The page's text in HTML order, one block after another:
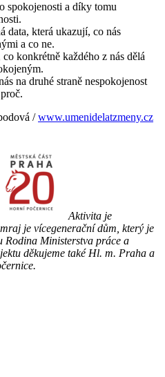
spokojenosti a díky tomu
data, která ukazují, co nás
a co ne.
konkrétně každého z nás dělá
na druhé straně nespokojenost
/www.umenidelatzmeny.cz
Aktivita je
je vícegenerační dům, který je
Rodina Ministerstva práce a
děkujeme také Hl. m. Praha a